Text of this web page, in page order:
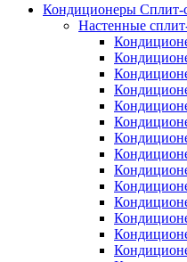
Кондиционеры Сплит-
Настенные